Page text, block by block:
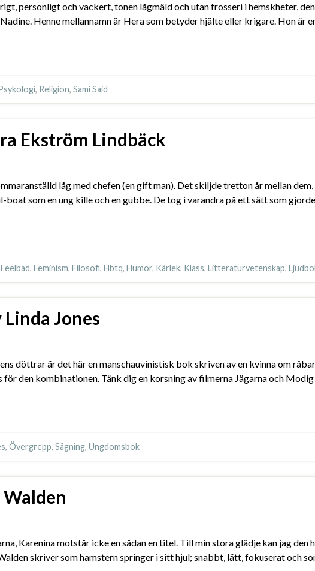
personligt och vackert, tonen lågmäld och utan frosseri i hemskheter,
Henne mellannamn är Hera som betyder hjälte eller krigare. Hon är
, Religion, Sami Said
Ekström Lindbäck
låg med chefen (en gift man). Det skiljde tretton år mellan
som en ung kille och en gubbe. De tog i varandra på ett sätt som
Feelbad, Feminism, Filosofi, Hbtq, Humor, Kärlek, Klass, Litteraturvetenskap,
Jones
döttrar är det här en manschauvinistisk bok skriven av en kvinna om
den kombinationen. Tänk dig en korsning av filmerna Jägarna och
, Övergrepp, Sågning, Ungdomsbok
Karenina motstår icke en sådan en titel. Till min stora glädje kan jag den
skriver som hamstern springer i sitt hjul; snabbt, lätt, fokuserat och